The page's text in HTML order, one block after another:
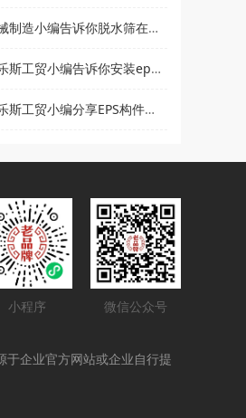
龙岩威凯机械制造小编告诉你脱水筛在使用时要注意哪些事项
福建上杭优乐斯工贸小编告诉你安装eps线条的注意事项
福建上杭优乐斯工贸小编分享EPS构件的应用领域
小程序
微信公众号
于企业官方网站或企业自行提